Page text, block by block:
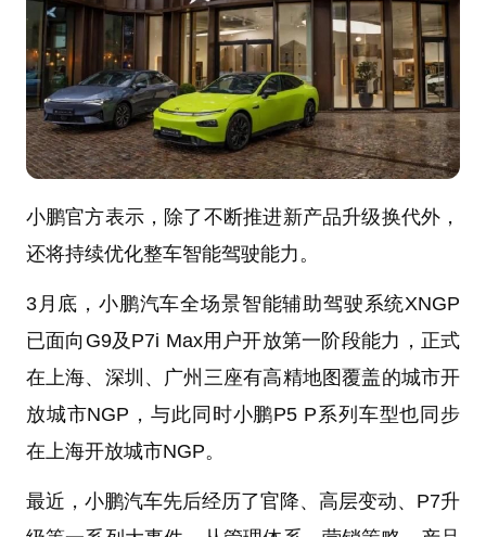
小鹏官方表示，除了不断推进新产品升级换代外，
还将持续优化整车智能驾驶能力。
3月底，小鹏汽车全场景智能辅助驾驶系统XNGP
已面向G9及P7i Max用户开放第一阶段能力，正式
在上海、深圳、广州三座有高精地图覆盖的城市开
放城市NGP，与此同时小鹏P5 P系列车型也同步
在上海开放城市NGP。
最近，小鹏汽车先后经历了官降、高层变动、P7升